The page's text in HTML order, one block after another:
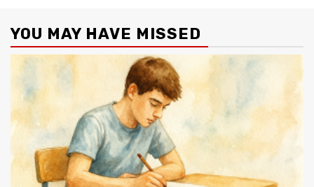
YOU MAY HAVE MISSED